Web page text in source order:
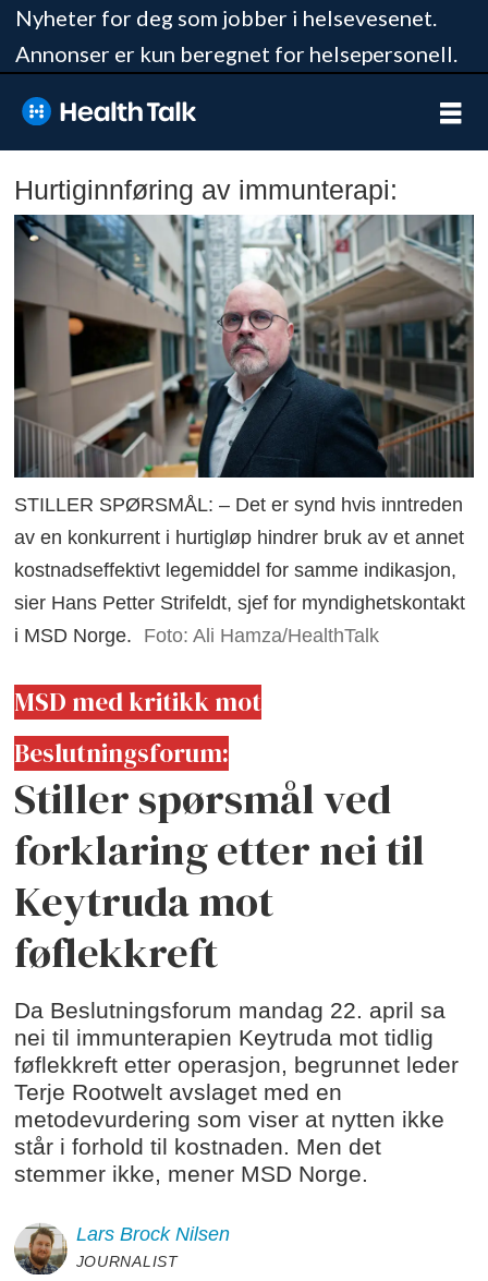
Nyheter for deg som jobber i helsevesenet.
Annonser er kun beregnet for helsepersonell.
Hurtiginnføring av immunterapi:
STILLER SPØRSMÅL: – Det er synd hvis inntreden
av en konkurrent i hurtigløp hindrer bruk av et annet
kostnadseffektivt legemiddel for samme indikasjon,
sier Hans Petter Strifeldt, sjef for myndighetskontakt
i MSD Norge.
Foto: Ali Hamza/HealthTalk
MSD med kritikk mot
Beslutningsforum:
Stiller spørsmål ved
forklaring etter nei til
Keytruda mot
føflekkreft
Da Beslutningsforum mandag 22. april sa
nei til immunterapien Keytruda mot tidlig
føflekkreft etter operasjon, begrunnet leder
Terje Rootwelt avslaget med en
metodevurdering som viser at nytten ikke
står i forhold til kostnaden. Men det
stemmer ikke, mener MSD Norge.
Lars Brock Nilsen
JOURNALIST